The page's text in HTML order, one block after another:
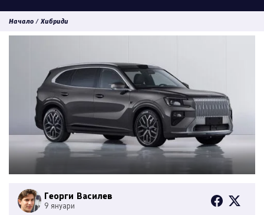
Начало / Хибриди
Георги Василев
9 януари